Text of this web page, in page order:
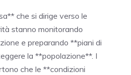
che si dirige verso le
stanno monitorando
e preparando **piani di
la **popolazione**. I
che le **condizioni